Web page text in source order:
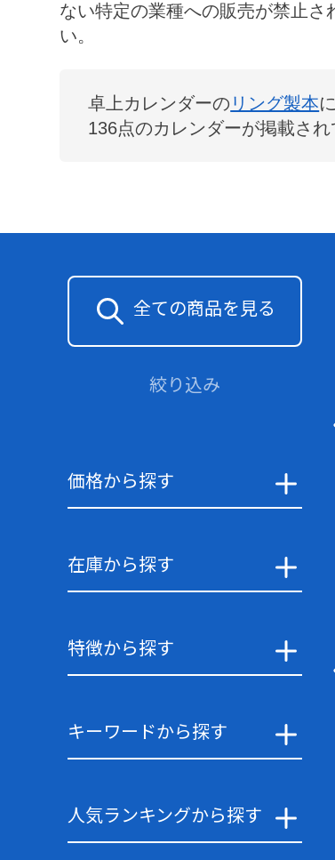
ない特定の業種への販売が禁止さ
い。
卓上カレンダーの リング製本
136点のカレンダーが掲載さ
全ての商品を見る
絞り込み
価格から探す
在庫から探す
特徴から探す
キーワードから探す
人気ランキングから探す